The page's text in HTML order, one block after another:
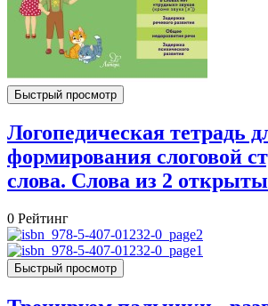
Быстрый просмотр
Логопедическая тетрадь
формирования слоговой
слова. Слова из 2
0 Рейтинг
Быстрый просмотр